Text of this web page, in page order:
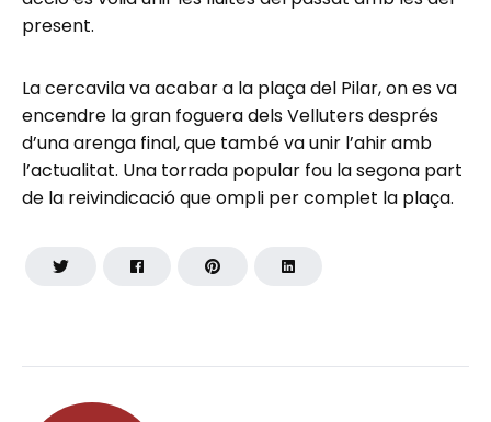
present.
La cercavila va acabar a la plaça del Pilar, on es va
encendre la gran foguera dels Velluters després
d’una arenga final, que també va unir l’ahir amb
l’actualitat. Una torrada popular fou la segona part
de la reivindicació que ompli per complet la plaça.